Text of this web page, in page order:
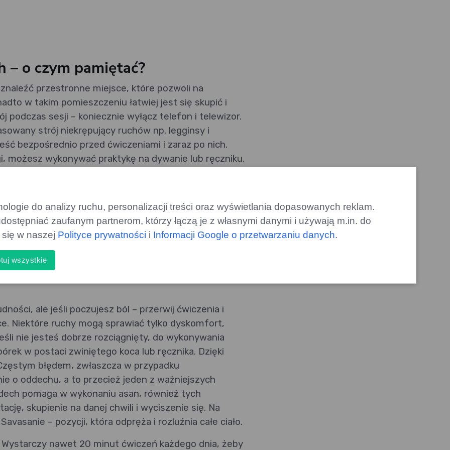
– o czym pamiętać?
przestronne miejsce, które pozwoli na
w takim pomieszczeniu łatwiej jest się skupić i
podczas sesji – koniecznie wyłącz telefon i telewizor.
strój niekrępujący ruchów np. legginsy i
bezpośrednio przed ćwiczeniami i zaraz po nich.
możesz wykonywać praktykę na dywanie lub ręczniku.
asany, które nie wymagają dużej sprawności
zalicza się:
ale jeśli poczujesz ból – przerwij ćwiczenia i
Niektóre ruchy mogą sprawiać tylko dyskomfort,
nie jesteś dobrze rozciągnięty, do wykonywania
w postaci zwiniętego koca lub ręcznika. Dzięki
błędem, zwłaszcza w przypadku
o oddechu, a to przecież jeden z ważniejszych
pomaga w wykonaniu asan, również tych
skupienie na danej chwili i wyciszenie się. Na
– pozycji, która odpręża i rozluźnia całe ciało.
nawet 20 minut ćwiczeń każdego dnia, żeby
do analizy ruchu, personalizacji treści oraz wyświetlania dopasowanych reklam.
zaufanym partnerom, którzy łączą je z własnymi danymi i używają m.in. do
w naszej Polityce prywatności i Informacji Google o przetwarzaniu danych.
wszystkie